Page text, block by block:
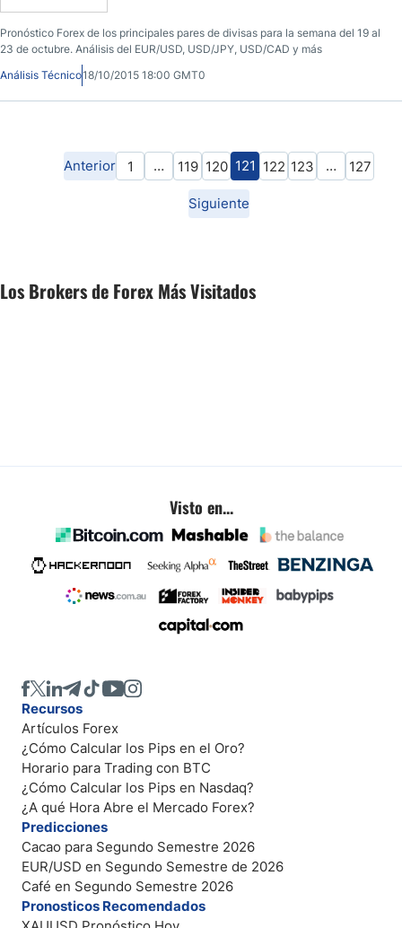
Pronóstico Forex de los principales pares de divisas para la semana del 19 al
23 de octubre. Análisis del EUR/USD, USD/JPY, USD/CAD y más
Análisis Técnico18/10/2015 18:00 GMT0
Anterior 1 … 119 120 121 122 123 … 127
Siguiente
Los Brokers de Forex Más Visitados
Visto en...
Recursos
Artículos Forex
¿Cómo Calcular los Pips en el Oro?
Horario para Trading con BTC
¿Cómo Calcular los Pips en Nasdaq?
¿A qué Hora Abre el Mercado Forex?
Predicciones
Cacao para Segundo Semestre 2026
EUR/USD en Segundo Semestre de 2026
Café en Segundo Semestre 2026
Pronosticos Recomendados